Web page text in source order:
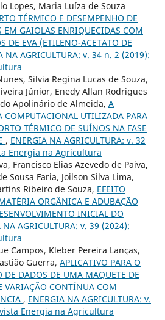
Lopes, Maria Luíza de Souza
TÉRMICO E DESEMPENHO DE
EM GAIOLAS ENRIQUECIDAS COM
DE EVA (ETILENO-ACETATO DE
NA AGRICULTURA: v. 34 n. 2 (2019):
Silvia Regina Lucas de Souza,
Júnior, Enedy Allan Rodrigues
Apolinário de Almeida, A
COMPUTACIONAL UTILIZADA PARA
TÉRMICO DE SUÍNOS NA FASE
, ENERGIA NA AGRICULTURA: v. 32
Energia na Agricultura
Francisco Elias Azevedo de Paiva,
Sousa Faria, Joilson Silva Lima,
Ribeiro de Souza, EFEITO
ORGÂNICA E ADUBAÇÃO
INICIAL DO
NA AGRICULTURA: v. 39 (2024):
Campos, Kleber Pereira Lanças,
Guerra, APLICATIVO PARA O
DE DADOS DE UMA MAQUETE DE
VARIAÇÃO CONTÍNUA COM
, ENERGIA NA AGRICULTURA: v.
Energia na Agricultura